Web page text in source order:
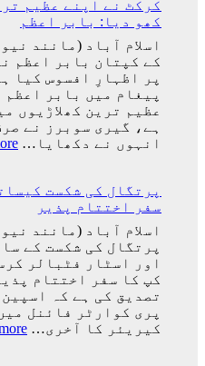
کا
بند
ہوا،
جو
اچھا
کھیلے
گا
وہ
ٹیم
ہوگا:
فاطمہ
ثنا
کرکٹ نے اپنے عظیم
کھو دیا: بابر اعظم
اسلام آباد (مانند
کے کپتان بابر اعظم
پر اظہارِ افسوس کیا
پیغام میں بابر
عظیم ترین کھلاڑیوں
ہے، گیری سوبرز نے
انہوں نے دکھایا…
پرتگال کی شکست
سفر اختتام پذیر
پرتگال کی شکست کے
اور اسٹار فٹبالر
کپ کا سفر اختتام
تصدیق کی ہے کہ
پری کوارٹر فائنل
کیریئر کا آخری…